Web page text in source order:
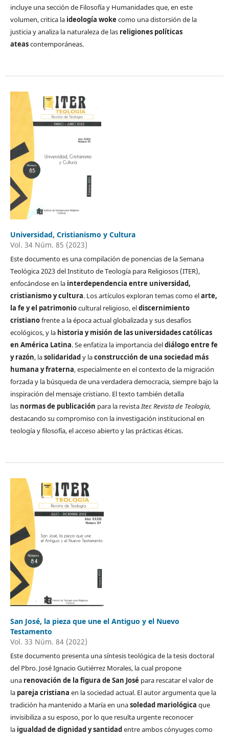
incluye una sección de Filosofía y Humanidades que, en este
volumen, critica la ideología woke como una distorsión de la
justicia y analiza la naturaleza de las religiones políticas
ateascontemporáneas.
Universidad, Cristianismo y Cultura
Vol. 34 Núm. 85 (2023)
Este documento es una compilación de ponencias de la Semana
Teológica 2023 del Instituto de Teología para Religiosos (ITER),
enfocándose en la interdependencia entre universidad,
cristianismo y cultura. Los artículos exploran temas como elarte,
la fe y el patrimoniocultural religioso, eldiscernimiento
cristianofrente a la época actual globalizada y sus desafíos
ecológicos, y la historia y misión de las universidades católicas
en América Latina. Se enfatiza la importancia deldiálogo entre fe
y razón, lasolidaridady laconstrucción de una sociedad más
humana y fraterna, especialmente en el contexto de la migración
forzada y la búsqueda de una verdadera democracia, siempre bajo la
inspiración del mensaje cristiano. El texto también detalla
las normas de publicación para la revistaIter. Revista de Teología,
destacando su compromiso con la investigación institucional en
teología y filosofía, el acceso abierto y las prácticas éticas.
San José, la pieza que une el Antiguo y el Nuevo
Testamento
Vol. 33 Núm. 84 (2022)
Este documento presenta una síntesis teológica de la tesis doctoral
del Pbro. José Ignacio Gutiérrez Morales, la cual propone
una renovación de la figura de San José para rescatar el valor de
la pareja cristiana en la sociedad actual. El autor argumenta que la
tradición ha mantenido a María en unasoledad mariológica que
invisibiliza a su esposo, por lo que resulta urgente reconocer
la igualdad de dignidad y santidadentre ambos cónyuges como